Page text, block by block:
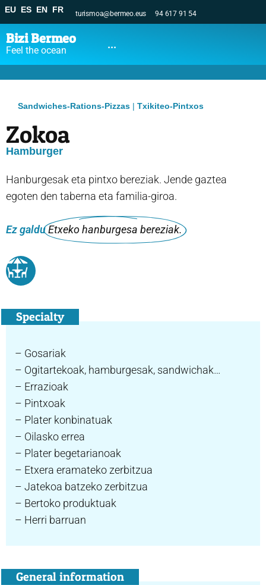
EU ES EN FR turismoa@bermeo.eus 94 617 91 54
Bizi Bermeo
Feel the ocean ...
Sandwiches-Rations-Pizzas | Txikiteo-Pintxos
Zokoa
Hamburger
Hanburgesak eta pintxo bereziak. Jende gaztea
egoten den taberna eta familia-giroa.
Ez galduEtxeko hanburgesa bereziak.
Specialty
– Gosariak
– Ogitartekoak, hamburgesak, sandwichak…
– Errazioak
– Pintxoak
– Plater konbinatuak
– Oilasko errea
– Plater begetarianoak
– Etxera eramateko zerbitzua
– Jatekoa batzeko zerbitzua
– Bertoko produktuak
– Herri barruan
General information